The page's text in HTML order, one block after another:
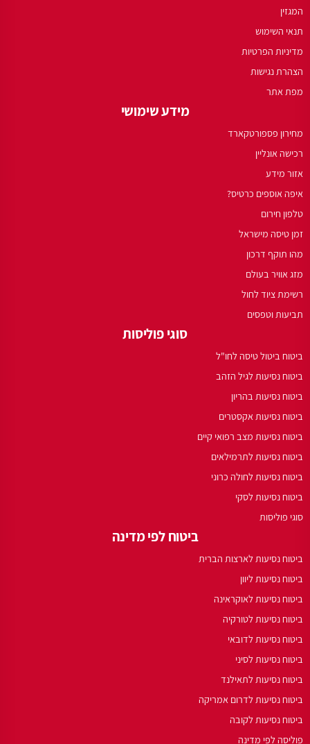
המגזין
תנאי השימוש
מדיניות הפרטיות
הצהרת נגישות
מפת אתר
מידע שימושי
מחירון פספורטקארד
רכישה אונליין
אזור מידע
איפה אוספים כרטיס?
טלפון חירום
זמן טיסה מישראל
מהו תוקף דרכון
מזג אוויר בעולם
רשימת ציוד לחול
תביעות וטפסים
סוגי פוליסות
ביטוח ביטול טיסה לחו"ל
ביטוח נסיעות לגיל הזהב
ביטוח נסיעות בהריון
ביטוח נסיעות אקסטרים
ביטוח נסיעות מצב רפואי קיים
ביטוח נסיעות לתרמילאים
ביטוח נסיעות לחולה כרוני
ביטוח נסיעות לסקי
סוגי פוליסות
ביטוח לפי מדינה
ביטוח נסיעות לארצות הברית
ביטוח נסיעות ליוון
ביטוח נסיעות לאוקראינה
ביטוח נסיעות לטורקיה
ביטוח נסיעות לדובאי
ביטוח נסיעות לסיני
ביטוח נסיעות לתאילנד
ביטוח נסיעות לדרום אמריקה
ביטוח נסיעות לקובה
פוליסה לפי מדינה